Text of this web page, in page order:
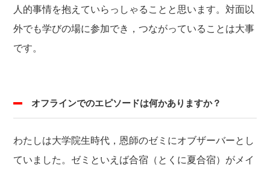
人的事情を抱えていらっしゃることと思います。対面以
外でも学びの場に参加でき，つながっていることは大事
です。
オフラインでのエピソードは何かありますか？
わたしは大学院生時代，恩師のゼミにオブザーバーとし
ていました。ゼミといえば合宿（とくに夏合宿）がメイ